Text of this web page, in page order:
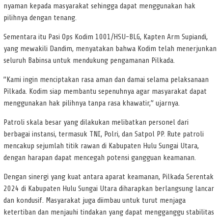
nyaman kepada masyarakat sehingga dapat menggunakan hak
pilihnya dengan tenang.
Sementara itu Pasi Ops Kodim 1001/HSU-BLG, Kapten Arm Supiandi,
yang mewakili Dandim, menyatakan bahwa Kodim telah menerjunkan
seluruh Babinsa untuk mendukung pengamanan Pilkada.
”Kami ingin menciptakan rasa aman dan damai selama pelaksanaan
Pilkada. Kodim siap membantu sepenuhnya agar masyarakat dapat
menggunakan hak pilihnya tanpa rasa khawatir,” ujarnya.
Patroli skala besar yang dilakukan melibatkan personel dari
berbagai instansi, termasuk TNI, Polri, dan Satpol PP. Rute patroli
mencakup sejumlah titik rawan di Kabupaten Hulu Sungai Utara,
dengan harapan dapat mencegah potensi gangguan keamanan.
Dengan sinergi yang kuat antara aparat keamanan, Pilkada Serentak
2024 di Kabupaten Hulu Sungai Utara diharapkan berlangsung lancar
dan kondusif. Masyarakat juga diimbau untuk turut menjaga
ketertiban dan menjauhi tindakan yang dapat mengganggu stabilitas